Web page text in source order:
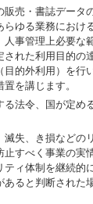
販売・書誌データ
らゆる業務におけ
人事管理上必要な
された利用目的の
目的外利用）を行
を講じます。
る法令、国が定め
滅失、き損などの
止すべく事業の実
ティ体制を継続的
あると判断された